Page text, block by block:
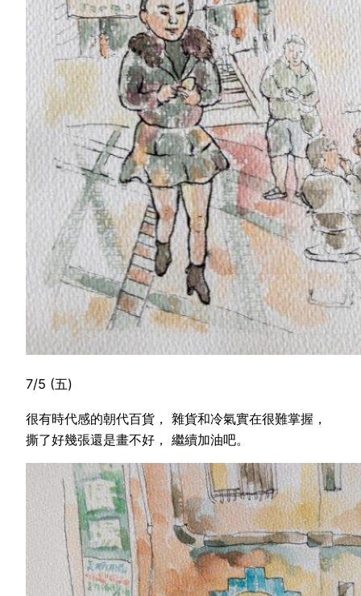
7/5 (五)
很有時代感的朝代百貨， 雜貨和冷氣實在很難掌握，
撕了好幾張還是畫不好， 繼續加油吧。